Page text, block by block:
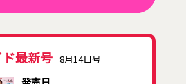
最新号 8月14日号